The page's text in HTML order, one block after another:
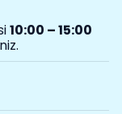
10:00 – 15:00